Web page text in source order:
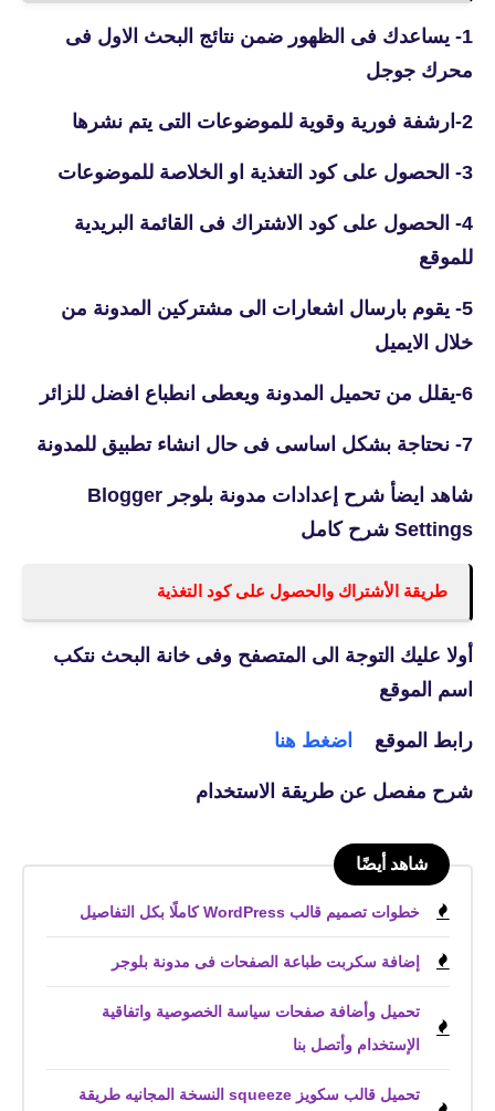
1- يساعدك فى الظهور ضمن نتائج البحث الاول فى
محرك جوجل
2-ارشفة فورية وقوية للموضوعات التى يتم نشرها
3- الحصول على كود التغذية او الخلاصة للموضوعات
4- الحصول على كود الاشتراك فى القائمة البريدية
للموقع
5- يقوم بارسال اشعارات الى مشتركين المدونة من
خلال الايميل
6-يقلل من تحميل المدونة ويعطى انطباع افضل للزائر
7- نحتاجة بشكل اساسى فى حال انشاء تطبيق للمدونة
شاهد ايضأ
شرح إعدادات مدونة بلوجر Blogger
Settings شرح كامل
طريقة الأشتراك والحصول على كود التغذية
أولا عليك التوجة الى المتصفح وفى خانة البحث نتكب
اسم الموقع
رابط الموقع اضغط هنا
شرح مفصل عن طريقة الاستخدام
شاهد أيضًا
خطوات تصميم قالب WordPress كاملًا بكل التفاصيل
إضافة سكربت طباعة الصفحات فى مدونة بلوجر
تحميل وأضافة صفحات سياسة الخصوصية واتفاقية
الإستخدام وأتصل بنا
تحميل قالب سكويز squeeze النسخة المجانيه طريقة